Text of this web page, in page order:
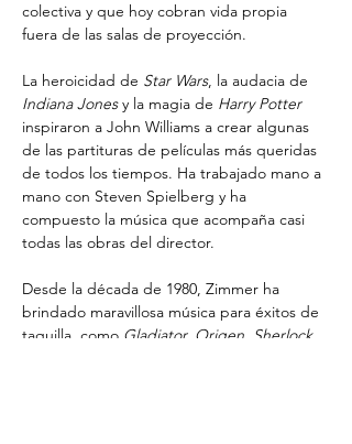
colectiva y que hoy cobran vida propia
fuera de las salas de proyección.
La heroicidad de Star Wars, la audacia de
Indiana Jones y la magia de Harry Potter
inspiraron a John Williams a crear algunas
de las partituras de películas más queridas
de todos los tiempos. Ha trabajado mano a
mano con Steven Spielberg y ha
compuesto la música que acompaña casi
todas las obras del director.
Desde la década de 1980, Zimmer ha
brindado maravillosa música para éxitos de
taquilla, como Gladiator, Origen, Sherlock